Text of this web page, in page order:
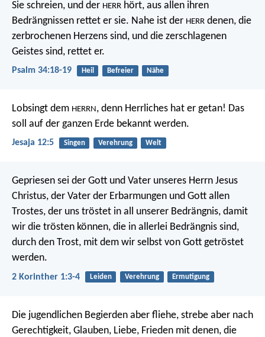
Sie schreien, und der HERR hört, aus allen ihren
Bedrängnissen rettet er sie. Nahe ist der HERR denen, die
zerbrochenen Herzens sind, und die zerschlagenen
Geistes sind, rettet er.
Psalm 34:18-19 Heil Befreier Nähe
Lobsingt dem HERRN, denn Herrliches hat er getan! Das
soll auf der ganzen Erde bekannt werden.
Jesaja 12:5 Singen Verehrung Welt
Gepriesen sei der Gott und Vater unseres Herrn Jesus
Christus, der Vater der Erbarmungen und Gott allen
Trostes, der uns tröstet in all unserer Bedrängnis, damit
wir die trösten können, die in allerlei Bedrängnis sind,
durch den Trost, mit dem wir selbst von Gott getröstet
werden.
2 Korinther 1:3-4 Leiden Verehrung Ermutigung
Die jugendlichen Begierden aber fliehe, strebe aber nach
Gerechtigkeit, Glauben, Liebe, Frieden mit denen, die